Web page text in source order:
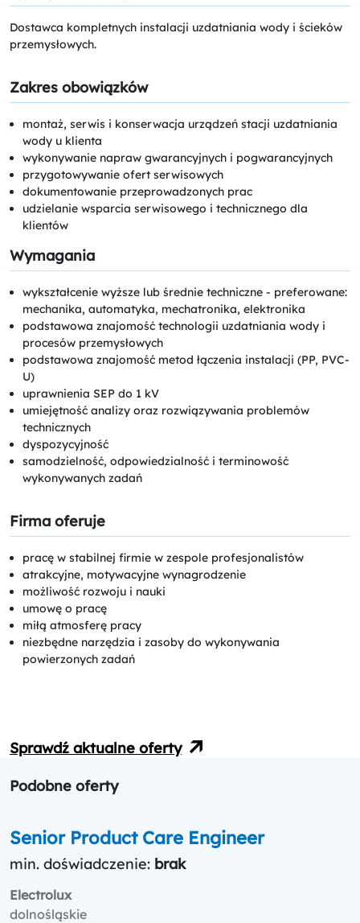
Dostawca kompletnych instalacji uzdatniania wody i ścieków
przemysłowych.
Zakres obowiązków
montaż, serwis i konserwacja urządzeń stacji uzdatniania
wody u klienta
wykonywanie napraw gwarancyjnych i pogwarancyjnych
przygotowywanie ofert serwisowych
dokumentowanie przeprowadzonych prac
udzielanie wsparcia serwisowego i technicznego dla
klientów
Wymagania
wykształcenie wyższe lub średnie techniczne - preferowane:
mechanika, automatyka, mechatronika, elektronika
podstawowa znajomość technologii uzdatniania wody i
procesów przemysłowych
podstawowa znajomość metod łączenia instalacji (PP, PVC-
U)
uprawnienia SEP do 1 kV
umiejętność analizy oraz rozwiązywania problemów
technicznych
dyspozycyjność
samodzielność, odpowiedzialność i terminowość
wykonywanych zadań
Firma oferuje
pracę w stabilnej firmie w zespole profesjonalistów
atrakcyjne, motywacyjne wynagrodzenie
możliwość rozwoju i nauki
umowę o pracę
miłą atmosferę pracy
niezbędne narzędzia i zasoby do wykonywania
powierzonych zadań
Sprawdź aktualne oferty
Podobne oferty
Senior Product Care Engineer
min. doświadczenie: brak
Electrolux
dolnośląskie